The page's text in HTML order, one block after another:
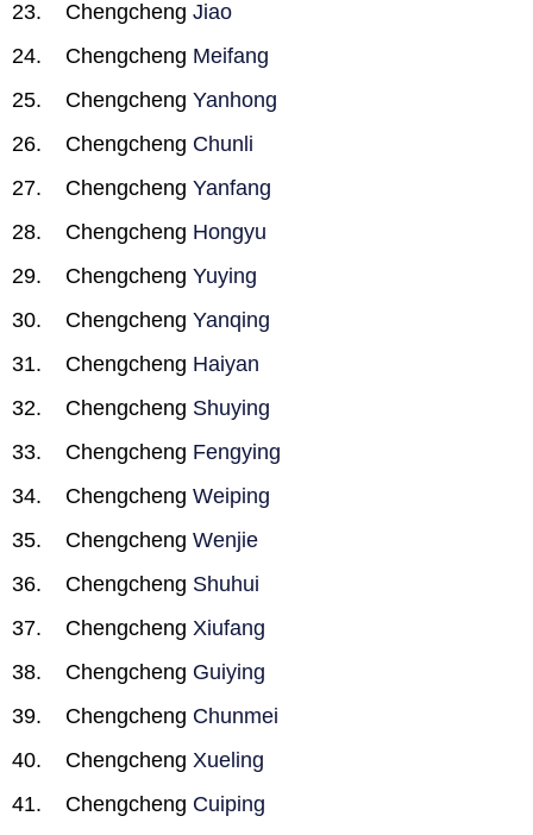
Chengcheng Jiao
Chengcheng Meifang
Chengcheng Yanhong
Chengcheng Chunli
Chengcheng Yanfang
Chengcheng Hongyu
Chengcheng Yuying
Chengcheng Yanqing
Chengcheng Haiyan
Chengcheng Shuying
Chengcheng Fengying
Chengcheng Weiping
Chengcheng Wenjie
Chengcheng Shuhui
Chengcheng Xiufang
Chengcheng Guiying
Chengcheng Chunmei
Chengcheng Xueling
Chengcheng Cuiping